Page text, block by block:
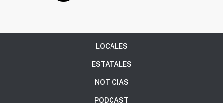
LOCALES
ESTATALES
NOTICIAS
PODCAST